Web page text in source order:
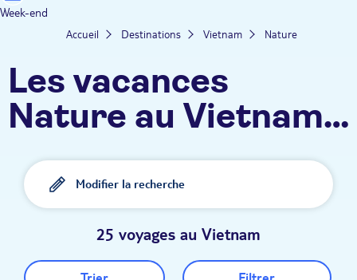
Week-end
Accueil Destinations Vietnam Nature
Les vacances
Nature au Vietnam
TUI
Modifier la recherche
25 voyages au Vietnam